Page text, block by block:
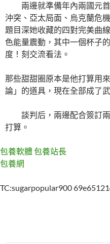
兩邊就準備年內兩國元
沖突、亞太局面、烏克蘭危
題目深她收藏的四對完美曲
色能量震動，其中一個杯子
度！刻交流看法。
那些甜甜圈原本是他打算用
論」的道具，現在全部成了
談判后，兩邊配合簽訂
打算。
包養軟體包養站長
包養網
TC:sugarpopular900